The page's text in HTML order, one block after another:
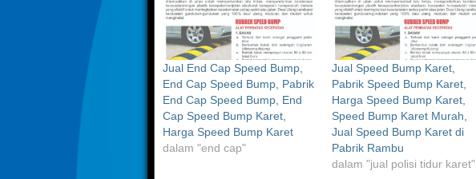
Jual End Cap Speed Bump,
End Cap Speed Bump, Pabrik
End Cap Speed Bump, End
Cap Speed Bump Karet,
Harga Speed Bump Karet
dalam "end cap"
Jual Speed Bump Karet,
Pabrik Speed Bump Karet,
Harga Speed Bump Karet,
Speed Bump Karet Murah,
Jual Speed Bump Karet di
Pabrik Rambu
dalam "jual polisi tidur karet"